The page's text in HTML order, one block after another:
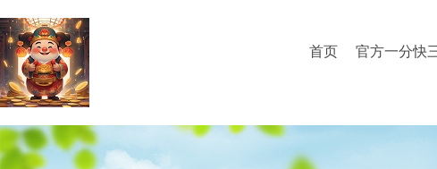
首页 官方一分快